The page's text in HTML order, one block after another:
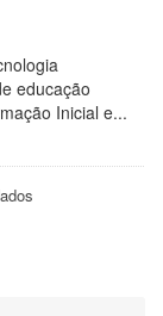
educação
Inicial e...